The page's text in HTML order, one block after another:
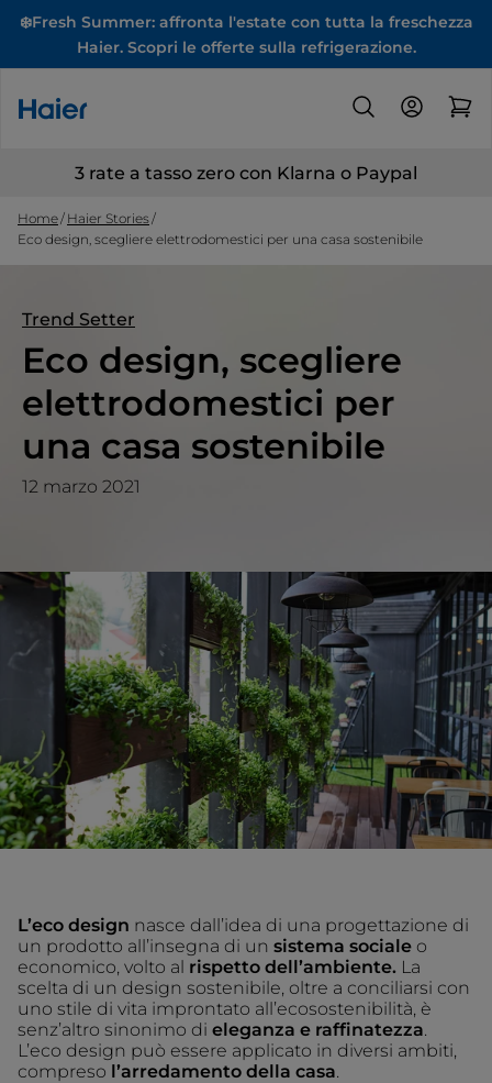
❄️Fresh Summer: affronta l'estate con tutta la freschezza
Haier. Scopri le offerte sulla refrigerazione.
3 rate a tasso zero con Klarna o Paypal
Home Haier Stories
Eco design, scegliere elettrodomestici per una casa sostenibile
Trend Setter
Eco design, scegliere
elettrodomestici per
una casa sostenibile
12 marzo 2021
L’eco design nasce dall’idea di una progettazione di
un prodotto all’insegna di un sistema sociale o
economico, volto al rispetto dell’ambiente. La
scelta di un design sostenibile, oltre a conciliarsi con
uno stile di vita improntato all’ecosostenibilità, è
senz’altro sinonimo di eleganza e raffinatezza.
L’eco design può essere applicato in diversi ambiti,
compreso l’arredamento della casa.